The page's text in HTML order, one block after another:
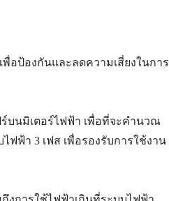
อป้องกันและลดความเสี่ยงในการ
ร์บนมิเตอร์ไฟฟ้า เพื่อที่จะคำนวณ
ฟฟ้า 3 เฟส เพื่อรองรับการใช้งาน